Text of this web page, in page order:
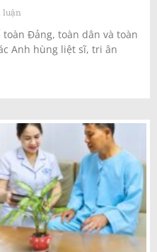
luận
Đảng, toàn dân và toàn
Anh hùng liệt sĩ, tri ân